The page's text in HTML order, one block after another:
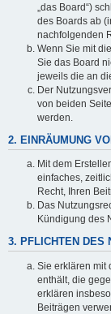
„das Board“)
des Boards ab
nachfolgenden
Wenn Sie mit
Sie das Board
jeweils die an
Der
von beiden
werden.
2. EINRÄUMUNG
Mit dem
einfaches,
Recht, Ihren
Das
Kündigung des
3. PFLICHTEN DES
Sie erklären mit
enthält, die
erklären
Beiträgen